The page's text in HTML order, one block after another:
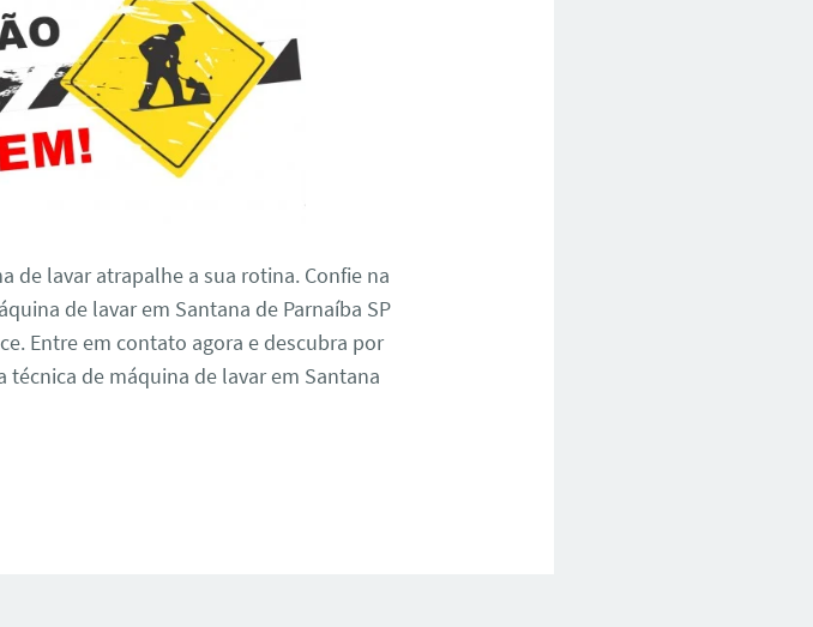
de lavar atrapalhe a sua rotina. Confie na
de lavar em Santana de Parnaíba SP
Entre em contato agora e descubra por
de máquina de lavar em Santana